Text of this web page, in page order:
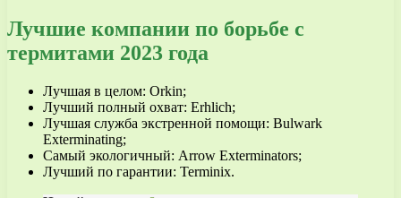
Лучшие компании по борьбе с
термитами 2023 года
Лучшая в целом: Orkin;
Лучший полный охват: Erhlich;
Лучшая служба экстренной помощи: Bulwark
Exterminating;
Самый экологичный: Arrow Exterminators;
Лучший по гарантии: Terminix.